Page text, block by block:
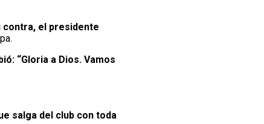
contra, el presidente
“Gloria a Dios. Vamos
salga del club con toda